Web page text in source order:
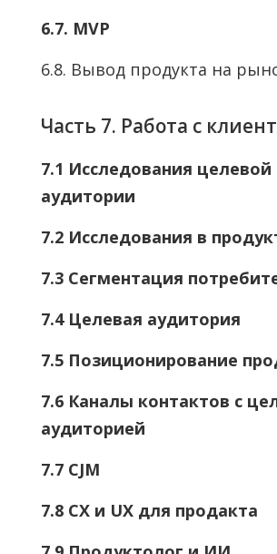
6.7. MVP
6.8. Вывод продукта на
Часть 7. Работа с
7.1 Исследования целевой
аудитории
7.2 Исследования в
7.3 Сегментация
7.4 Целевая аудитория
7.5 Позиционирование
7.6 Каналы контактов с
аудиторией
7.7 CJM
7.8 CX и UX для продакта